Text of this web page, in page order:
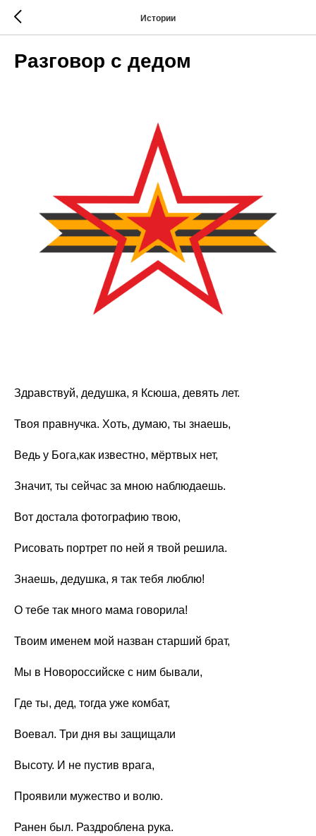
Истории
Разговор с дедом
Здравствуй, дедушка, я Ксюша, девять лет.
Твоя правнучка. Хоть, думаю, ты знаешь,
Ведь у Бога,как известно, мёртвых нет,
Значит, ты сейчас за мною наблюдаешь.
Вот достала фотографию твою,
Рисовать портрет по ней я твой решила.
Знаешь, дедушка, я так тебя люблю!
О тебе так много мама говорила!
Твоим именем мой назван старший брат,
Мы в Новороссийске с ним бывали,
Где ты, дед, тогда уже комбат,
Воевал. Три дня вы защищали
Высоту. И не пустив врага,
Проявили мужество и волю.
Ранен был. Раздроблена рука.